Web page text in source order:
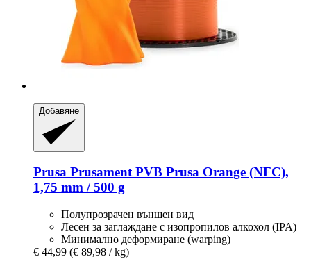
Добавяне
Prusa Prusament PVB Prusa Orange (NFC),
1,75 mm / 500 g
Полупрозрачен външен вид
Лесен за заглаждане с изопропилов алкохол (IPA)
Минимално деформиране (warping)
€ 44,99 (€ 89,98 / kg)